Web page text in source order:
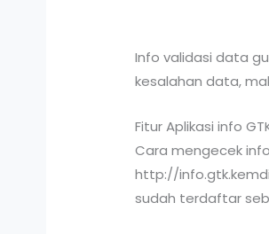
Info validasi data
kesalahan data,
Fitur Aplikasi info
Cara mengecek
http://
sudah terdaftar